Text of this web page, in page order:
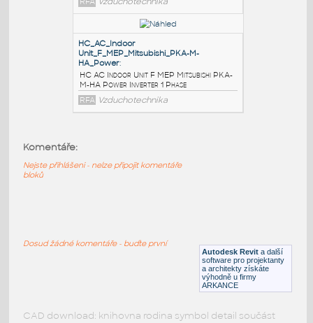
HC_AC_Indoor
Unit_MEP_Mitsubishi_PLA-SP_Inverter_1
HC AC Indoor Unit MEP Mitsubishi PLA-SP
Inverter 1 Phase
RFA Vzduchotechnika
HC_AC_Indoor
RFA Vzduchotechnika
HA_Power:
HC AC Indoor Unit F MEP Mitsubishi PKA-
M-HA Power Inverter 1 Phase
Autodesk Revit a další
software pro projektanty
a architekty získáte
výhodně u firmy
ARKANCE
Komentáře:
Nejste přihlášeni - nelze připojit komentáře
bloků
Dosud žádné komentáře - buďte první
CAD download: knihovna rodina symbol detail součást